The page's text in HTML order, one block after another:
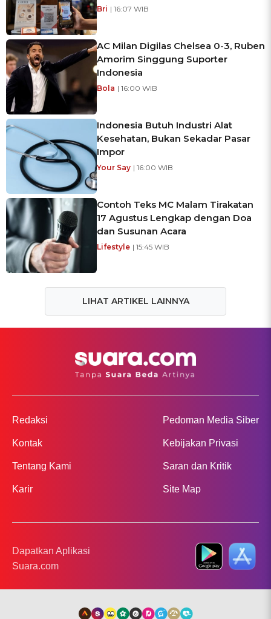
Bri | 16:07 WIB
AC Milan Digilas Chelsea 0-3, Ruben
Amorim Singgung Suporter
Indonesia
Bola | 16:00 WIB
Indonesia Butuh Industri Alat
Kesehatan, Bukan Sekadar Pasar
Impor
Your Say | 16:00 WIB
Contoh Teks MC Malam Tirakatan
17 Agustus Lengkap dengan Doa
dan Susunan Acara
Lifestyle | 15:45 WIB
LIHAT ARTIKEL LAINNYA
Redaksi
Kontak
Tentang Kami
Karir
Pedoman Media Siber
Kebijakan Privasi
Saran dan Kritik
Site Map
Dapatkan Aplikasi
Suara.com